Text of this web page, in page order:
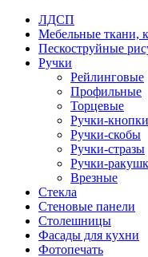
ЛДСП
Мебельные ткани,
Пескоструйные
Ручки
Рейлинговые
Профильные
Торцевые
Ручки-кнопки
Ручки-скобы
Ручки-стразы
Ручки-
Врезные
Стекла
Стеновые панели
Столешницы
Фасады для кухни
Фотопечать